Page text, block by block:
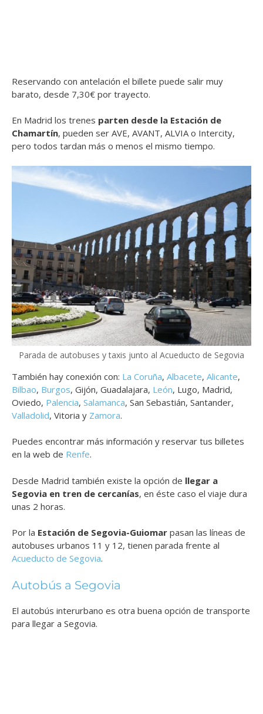
Reservando con antelación el billete puede salir muy
barato, desde 7,30€ por trayecto.
En Madrid los trenes parten desde la Estación de
Chamartín, pueden ser AVE, AVANT, ALVIA o Intercity,
pero todos tardan más o menos el mismo tiempo.
Parada de autobuses y taxis junto al Acueducto de Segovia
También hay conexión con: La Coruña, Albacete, Alicante,
Bilbao, Burgos, Gijón, Guadalajara, León, Lugo, Madrid,
Oviedo, Palencia, Salamanca, San Sebastián, Santander,
Valladolid, Vitoria y Zamora.
Puedes encontrar más información y reservar tus billetes
en la web de Renfe.
Desde Madrid también existe la opción de llegar a
Segovia en tren de cercanías, en éste caso el viaje dura
unas 2 horas.
Por la Estación de Segovia-Guiomar pasan las líneas de
autobuses urbanos 11 y 12, tienen parada frente al
Acueducto de Segovia.
Autobús a Segovia
El autobús interurbano es otra buena opción de transporte
para llegar a Segovia.